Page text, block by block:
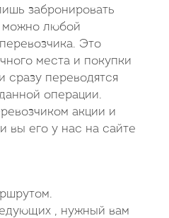
забронировать
можно любой
Это
места и покупки
сразу переводятся
операции.
акции и
вы его у нас на сайте
, нужный вам